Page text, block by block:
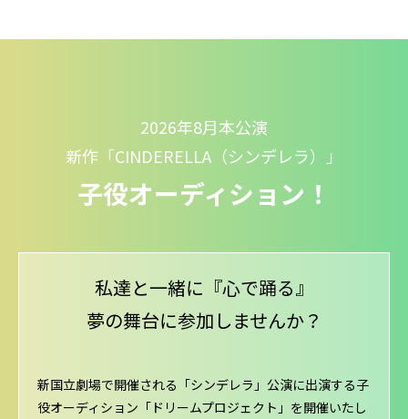
2026年8月本公演
新作「CINDERELLA（シンデレラ）」
子役オーディション！
私達と一緒に『心で踊る』
夢の舞台に参加しませんか？
新国立劇場で開催される「シンデレラ」公演に出演する子
役オーディション「ドリームプロジェクト」を開催いたし